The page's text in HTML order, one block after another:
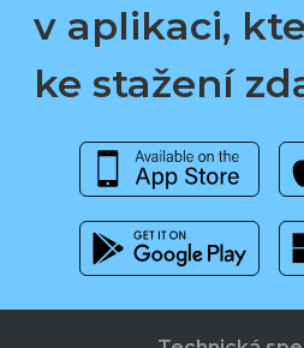
v aplikaci,
ke stažení